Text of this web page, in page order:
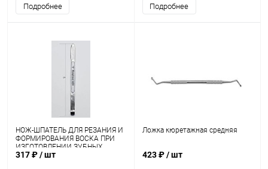
Подробнее Подробнее
НОЖ-ШПАТЕЛЬ ДЛЯ РЕЗАНИЯ И
ФОРМИРОВАНИЯ ВОСКА ПРИ
ИЗГОТОВЛЕНИИ ЗУБНЫХ
ПРОТЕЗОВ с полистирольной
317 ₽/ шт
Ложка кюретажная средняя
423 ₽/ шт